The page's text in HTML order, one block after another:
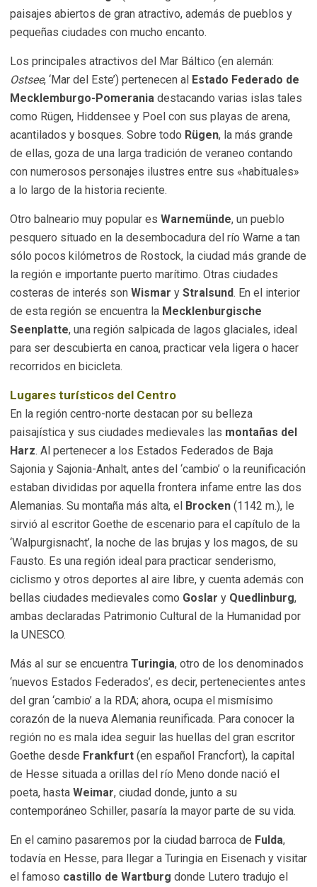
paisajes abiertos de gran atractivo, además de pueblos y
pequeñas ciudades con mucho encanto.
Los principales atractivos del Mar Báltico (en alemán:
Ostsee, ‘Mar del Este’) pertenecen al Estado Federado de
Mecklemburgo-Pomerania destacando varias islas tales
como Rügen, Hiddensee y Poel con sus playas de arena,
acantilados y bosques. Sobre todo Rügen, la más grande
de ellas, goza de una larga tradición de veraneo contando
con numerosos personajes ilustres entre sus «habituales»
a lo largo de la historia reciente.
Otro balneario muy popular es Warnemünde, un pueblo
pesquero situado en la desembocadura del río Warne a tan
sólo pocos kilómetros de Rostock, la ciudad más grande de
la región e importante puerto marítimo. Otras ciudades
costeras de interés son Wismar y Stralsund. En el interior
de esta región se encuentra la Mecklenburgische
Seenplatte, una región salpicada de lagos glaciales, ideal
para ser descubierta en canoa, practicar vela ligera o hacer
recorridos en bicicleta.
Lugares turísticos del Centro
En la región centro-norte destacan por su belleza
paisajística y sus ciudades medievales las montañas del
Harz. Al pertenecer a los Estados Federados de Baja
Sajonia y Sajonia-Anhalt, antes del ‘cambio’ o la reunificación
estaban divididas por aquella frontera infame entre las dos
Alemanias. Su montaña más alta, el Brocken (1142 m.), le
sirvió al escritor Goethe de escenario para el capítulo de la
‘Walpurgisnacht’, la noche de las brujas y los magos, de su
Fausto. Es una región ideal para practicar senderismo,
ciclismo y otros deportes al aire libre, y cuenta además con
bellas ciudades medievales como Goslar y Quedlinburg,
ambas declaradas Patrimonio Cultural de la Humanidad por
la UNESCO.
Más al sur se encuentra Turingia, otro de los denominados
‘nuevos Estados Federados’, es decir, pertenecientes antes
del gran ‘cambio’ a la RDA; ahora, ocupa el mismísimo
corazón de la nueva Alemania reunificada. Para conocer la
región no es mala idea seguir las huellas del gran escritor
Goethe desde Frankfurt (en español Francfort), la capital
de Hesse situada a orillas del río Meno donde nació el
poeta, hasta Weimar, ciudad donde, junto a su
contemporáneo Schiller, pasaría la mayor parte de su vida.
En el camino pasaremos por la ciudad barroca de Fulda,
todavía en Hesse, para llegar a Turingia en Eisenach y visitar
el famoso castillo de Wartburg donde Lutero tradujo el